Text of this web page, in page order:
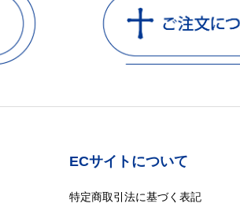
ECサイトについて
特定商取引法に基づく表記